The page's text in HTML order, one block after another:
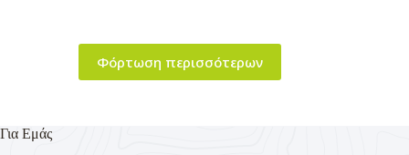
Φόρτωση περισσότερων
Για Εμάς